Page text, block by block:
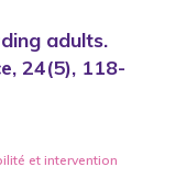
adults.
24(5), 118-
et intervention